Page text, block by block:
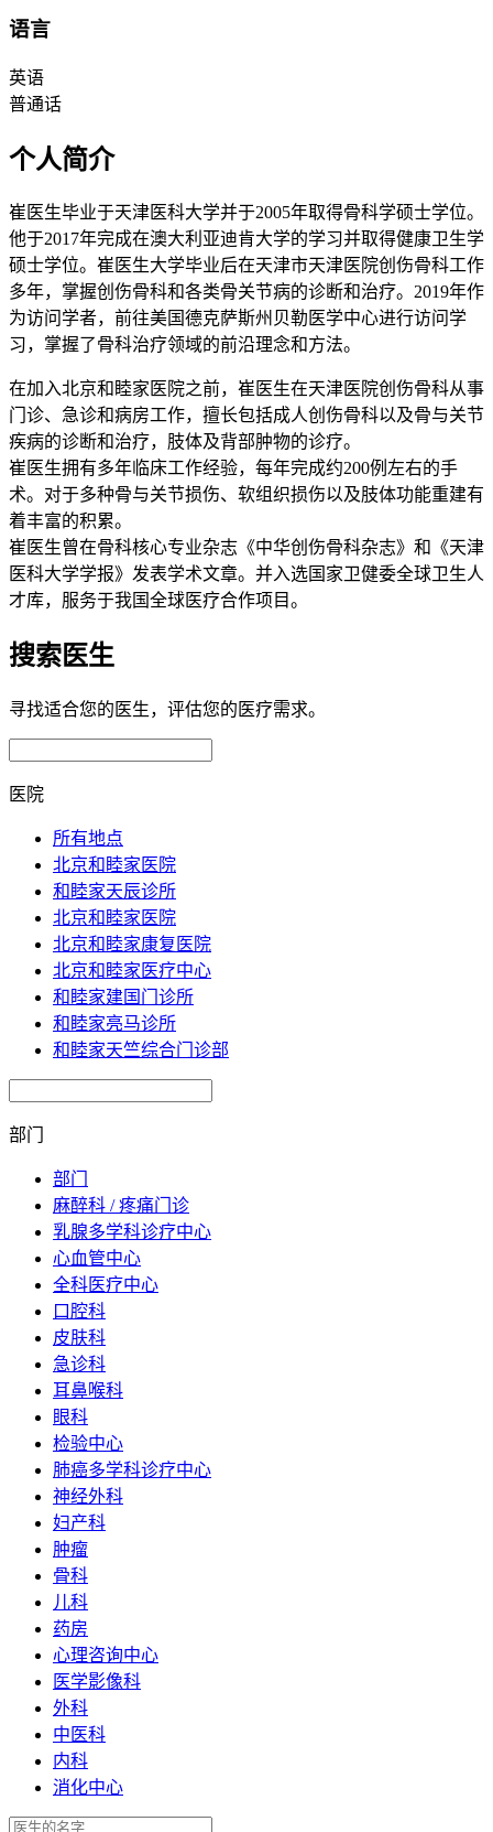
语言
英语
普通话
个人简介
崔医生毕业于天津医科大学并于2005年取得骨科学硕士学位。
他于2017年完成在澳大利亚迪肯大学的学习并取得健康卫生学
硕士学位。崔医生大学毕业后在天津市天津医院创伤骨科工作
多年，掌握创伤骨科和各类骨关节病的诊断和治疗。2019年作
为访问学者，前往美国德克萨斯州贝勒医学中心进行访问学
习，掌握了骨科治疗领域的前沿理念和方法。
在加入北京和睦家医院之前，崔医生在天津医院创伤骨科从事
门诊、急诊和病房工作，擅长包括成人创伤骨科以及骨与关节
疾病的诊断和治疗，肢体及背部肿物的诊疗。
崔医生拥有多年临床工作经验，每年完成约200例左右的手
术。对于多种骨与关节损伤、软组织损伤以及肢体功能重建有
着丰富的积累。
崔医生曾在骨科核心专业杂志《中华创伤骨科杂志》和《天津
医科大学学报》发表学术文章。并入选国家卫健委全球卫生人
才库，服务于我国全球医疗合作项目。
搜索医生
寻找适合您的医生，评估您的医疗需求。
医院
所有地点
北京和睦家医院
和睦家天辰诊所
北京和睦家医院
北京和睦家康复医院
北京和睦家医疗中心
和睦家建国门诊所
和睦家亮马诊所
和睦家天竺综合门诊部
部门
部门
麻醉科 / 疼痛门诊
乳腺多学科诊疗中心
心血管中心
全科医疗中心
口腔科
皮肤科
急诊科
耳鼻喉科
眼科
检验中心
肺癌多学科诊疗中心
神经外科
妇产科
肿瘤
骨科
儿科
药房
心理咨询中心
医学影像科
外科
中医科
内科
消化中心